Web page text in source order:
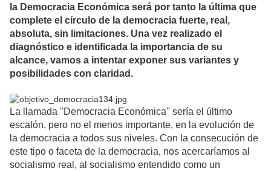
la Democracia Económica será por tanto la última que
complete el círculo de la democracia fuerte, real,
absoluta, sin limitaciones. Una vez realizado el
diagnóstico e identificada la importancia de su
alcance, vamos a intentar exponer sus variantes y
posibilidades con claridad.
La llamada "Democracia Económica" sería el último
escalón, pero no el menos importante, en la evolución de
la democracia a todos sus niveles. Con la consecución de
este tipo o faceta de la democracia, nos acercaríamos al
socialismo real, al socialismo entendido como un